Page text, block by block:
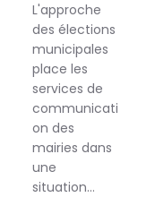
L'approche
des élections
municipales
place les
services de
communicati
on des
mairies dans
une
situation…